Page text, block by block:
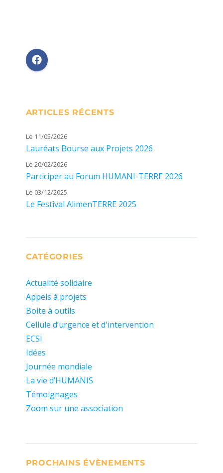
ARTICLES RÉCENTS
Le 11/05/2026
Lauréats Bourse aux Projets 2026
Le 20/02/2026
Participer au Forum HUMANI-TERRE 2026
Le 03/12/2025
Le Festival AlimenTERRE 2025
CATÉGORIES
Actualité solidaire
Appels à projets
Boite à outils
Cellule d’urgence et d'intervention
ECSI
Idées
Journée mondiale
La vie d’HUMANIS
Témoignages
Zoom sur une association
PROCHAINS ÉVÈNEMENTS